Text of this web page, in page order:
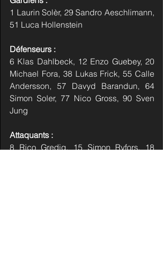
1 Laurin Solèr, 29 Sandro Aeschlimann,
51 Luca Hollenstein
Défenseurs :
6 Klas Dahlbeck, 12 Enzo Guebey, 20
Michael Fora, 38 Lukas Frick, 55 Calle
Andersson, 57 Davyd Barandun, 64
Simon Soler, 77 Nico Gross, 90 Sven
Jung
Attaquants :
8 Rico Gredig, 15 Simon Ryfors, 18